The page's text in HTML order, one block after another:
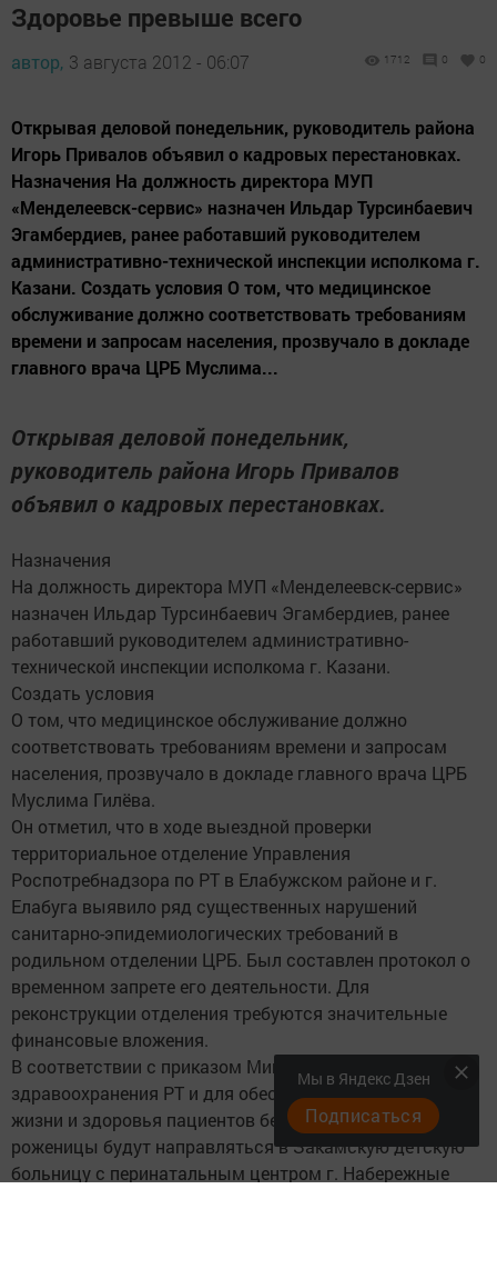
Здоровье превыше всего
автор, 3 августа 2012 - 06:07 1712 0 0
Открывая деловой понедельник, руководитель района
Игорь Привалов объявил о кадровых перестановках.
Назначения На должность директора МУП
«Менделеевск-сервис» назначен Ильдар Турсинбаевич
Эгамбердиев, ранее работавший руководителем
административно-технической инспекции исполкома г.
Казани. Создать условия О том, что медицинское
обслуживание должно соответствовать требованиям
времени и запросам населения, прозвучало в докладе
главного врача ЦРБ Муслима...
Открывая деловой понедельник,
руководитель района Игорь Привалов
объявил о кадровых перестановках.
Назначения
На должность директора МУП «Менделеевск-сервис»
назначен Ильдар Турсинбаевич Эгамбердиев, ранее
работавший руководителем административно-
технической инспекции исполкома г. Казани.
Создать условия
О том, что медицинское обслуживание должно
соответствовать требованиям времени и запросам
населения, прозвучало в докладе главного врача ЦРБ
Муслима Гилёва.
Он отметил, что в ходе выездной проверки
территориальное отделение Управления
Роспотребнадзора по РТ в Елабужском районе и г.
Елабуга выявило ряд существенных нарушений
санитарно-эпидемиологических требований в
родильном отделении ЦРБ. Был составлен протокол о
временном запрете его деятельности. Для
реконструкции отделения требуются значительные
финансовые вложения.
В соответствии с приказом Министерства
здравоохранения РТ и для обеспечения безопасности
жизни и здоровья пациентов беременные женщины и
роженицы будут направляться в Закамскую детскую
больницу с перинатальным центром г. Набережные
Мы в Яндекс Дзен
Подписаться